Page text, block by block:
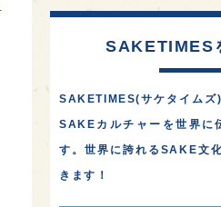
SAKETIMES
SAKETIMES(サケタイムズ
SAKEカルチャーを世界に
す。世界に誇れるSAKE文
きます！